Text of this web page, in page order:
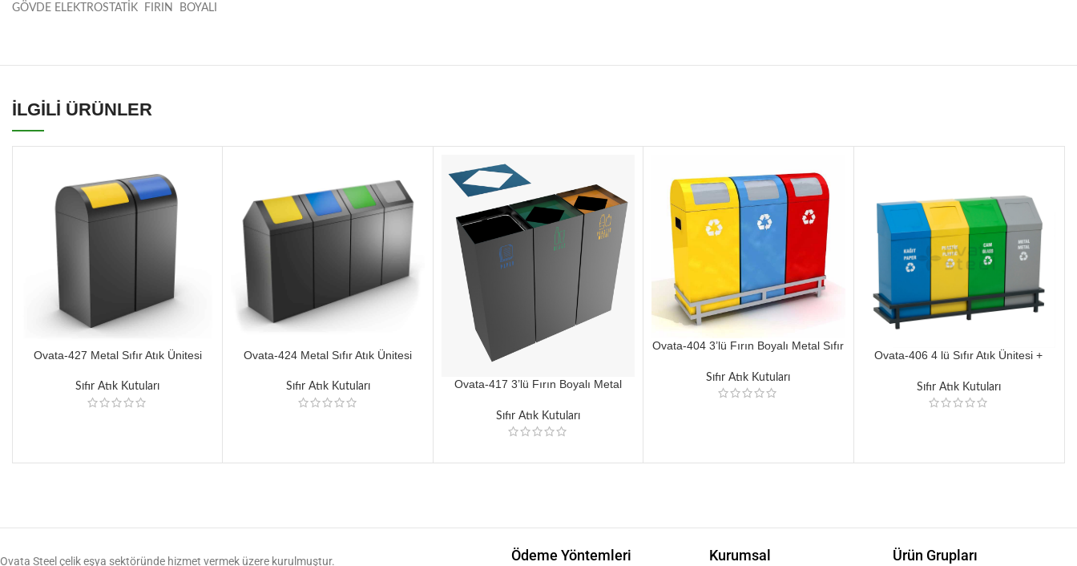
GÖVDE ELEKTROSTATİK FIRIN BOYALI
İLGİLİ ÜRÜNLER
Ovata-427 Metal Sıfır Atık Ünitesi
Sıfır Atık Kutuları
Ovata-424 Metal Sıfır Atık Ünitesi
Sıfır Atık Kutuları
Ovata-417 3’lü Fırın Boyalı Metal
Sıfır Atık Kutuları
Ovata-404 3’lü Fırın Boyalı Metal Sıfır
Sıfır Atık Kutuları
Ovata-406 4 lü Sıfır Atık Ünitesi +
Sıfır Atık Kutuları
Ovata Steel çelik eşya sektöründe hizmet vermek üzere kurulmuştur. Ödeme Yöntemleri Kurumsal Ürün Grupları